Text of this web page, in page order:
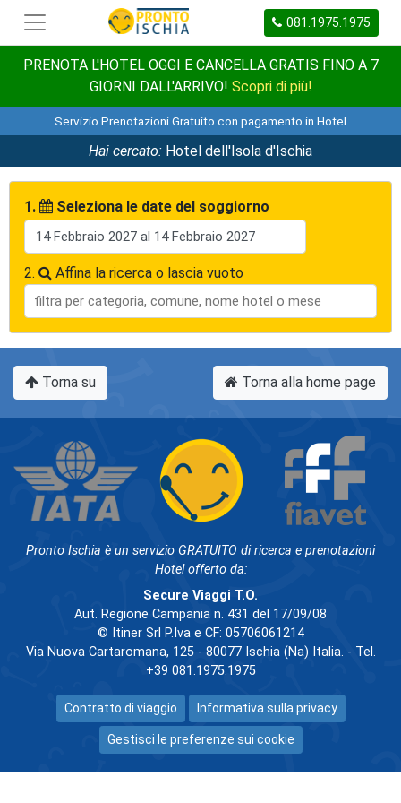
081.1975.1975
PRENOTA L'HOTEL OGGI E CANCELLA GRATIS FINO A 7
GIORNI DALL'ARRIVO! Scopri di più!
Servizio Prenotazioni Gratuito con pagamento in Hotel
Hai cercato: Hotel dell'Isola d'Ischia
1. Seleziona le date del soggiorno
2. Affina la ricerca o lascia vuoto
Torna su Torna alla home page
Pronto Ischia è un servizio GRATUITO di ricerca e prenotazioni
Hotel offerto da:
Secure Viaggi T.O.
Aut. Regione Campania n. 431 del 17/09/08
© Itiner Srl P.Iva e CF: 05706061214
Via Nuova Cartaromana, 125 - 80077 Ischia (Na) Italia. - Tel.
+39 081.1975.1975
Contratto di viaggio Informativa sulla privacy
Gestisci le preferenze sui cookie